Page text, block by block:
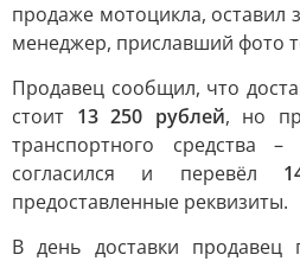
продаже мотоцикла, оставил
менеджер, приславший фото
Продавец сообщил, что
стоит 13 250 рублей, но
транспортного средства –
согласился и перевёл
предоставленные реквизиты.
В день доставки продавец